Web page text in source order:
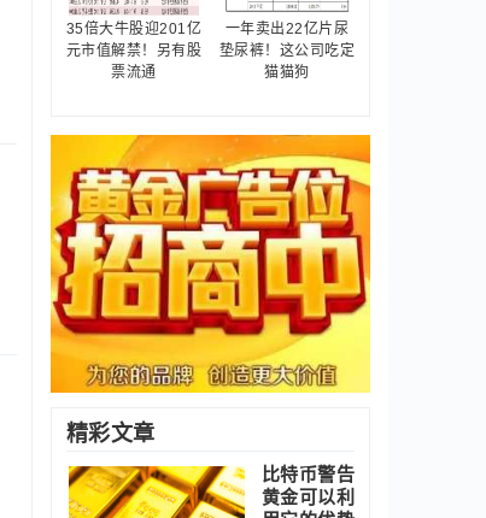
35倍大牛股迎201亿
元市值解禁！另有股
票流通
一年卖出22亿片尿
垫尿裤！这公司吃定
猫猫狗
精彩文章
比特币警告
黄金可以利